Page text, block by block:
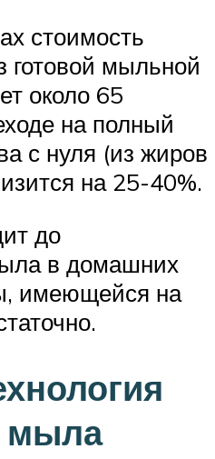
стоимость
готовой мыльной
около 65
на полный
с нуля (из жиров
на 25-40%.
до
в домашних
имеющейся на
мыла